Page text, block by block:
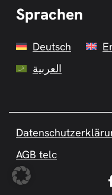
Sprachen
Deutsch
العربية
AGB telc